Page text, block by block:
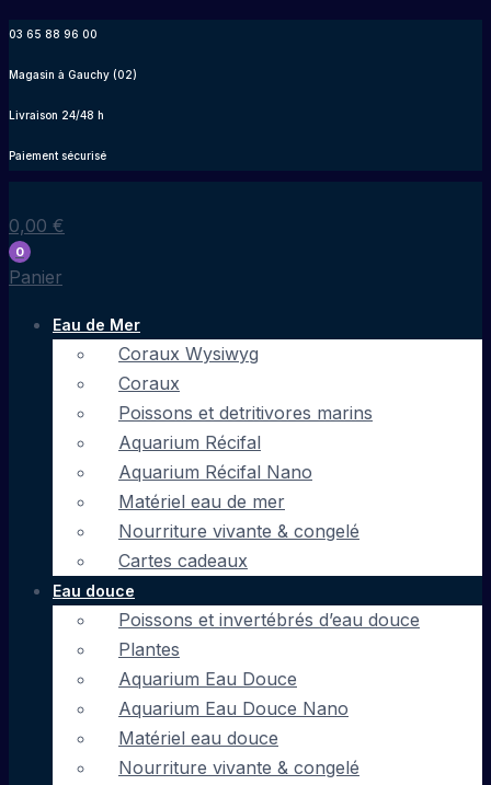
contenu
03 65 88 96 00
Magasin à Gauchy (02)
Livraison 24/48 h
Paiement sécurisé
0,00 €
0
Panier
Eau de Mer
Coraux Wysiwyg
Coraux
Poissons et detritivores marins
Aquarium Récifal
Aquarium Récifal Nano
Matériel eau de mer
Nourriture vivante & congelé
Cartes cadeaux
Eau douce
Poissons et invertébrés d’eau douce
Plantes
Aquarium Eau Douce
Aquarium Eau Douce Nano
Matériel eau douce
Nourriture vivante & congelé